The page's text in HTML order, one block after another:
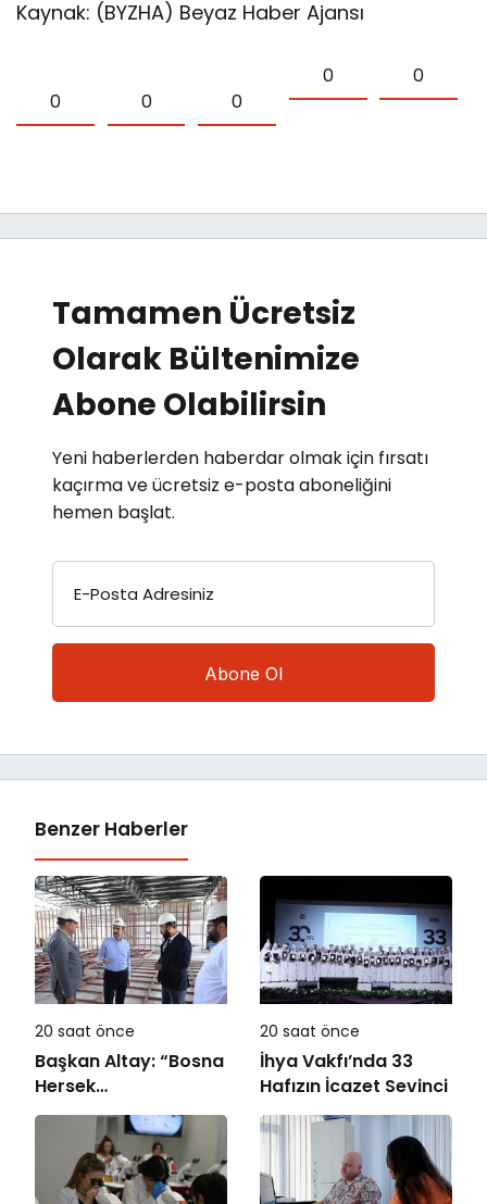
Kaynak: (BYZHA) Beyaz Haber Ajansı
0 0 0
0 0
Tamamen Ücretsiz
Olarak Bültenimize
Abone Olabilirsin
Yeni haberlerden haberdar olmak için fırsatı
kaçırma ve ücretsiz e-posta aboneliğini
hemen başlat.
E-Posta Adresiniz
Benzer Haberler
20 saat önce
Başkan Altay: “Bosna
Hersek
Mahallesi’ndeki
Gençlerimiz İçin Lise
Medeniyet Akademisi
İnşa Ediyoruz”
20 saat önce
İhya Vakfı’nda 33
Hafızın İcazet Sevinci